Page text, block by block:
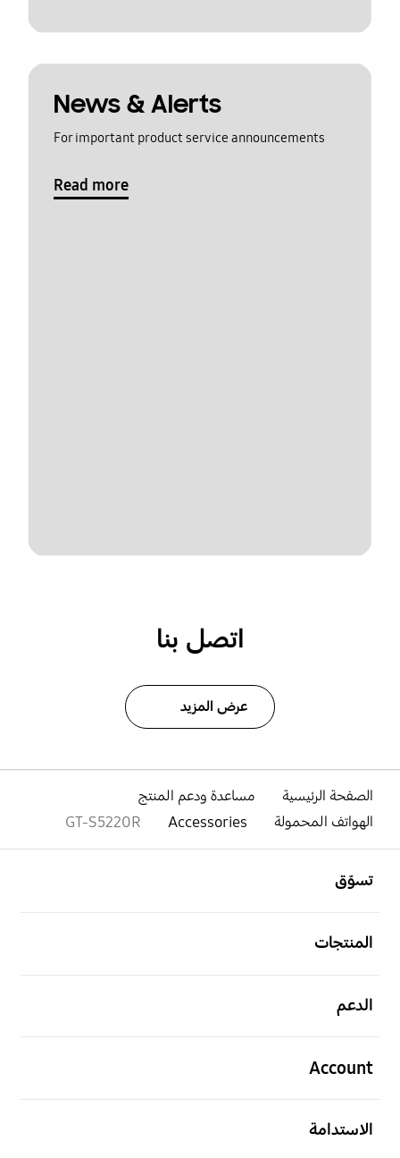
News & Alerts
For important product service announcements
Read more
اتصل بنا
عرض المزيد
الصفحة الرئيسية
مساعدة ودعم المنتج
الهواتف المحمولة
Accessories
GT-S5220R
تسوّق
المنتجات
الدعم
Account
الاستدامة